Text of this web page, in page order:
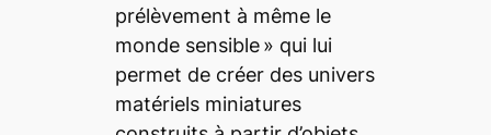
prélèvement à même le
monde sensible» qui lui
permet de créer des univers
matériels miniatures